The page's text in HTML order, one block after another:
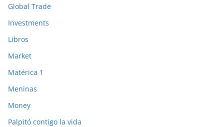
Global Trade
Investments
Libros
Market
Matérica 1
Meninas
Money
Palpitó contigo la vida